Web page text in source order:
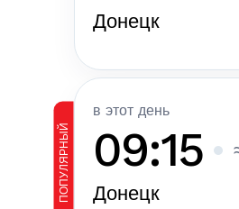
Донецк
ПОПУЛЯРНЫЙ
в этот день
09:15
Донецк